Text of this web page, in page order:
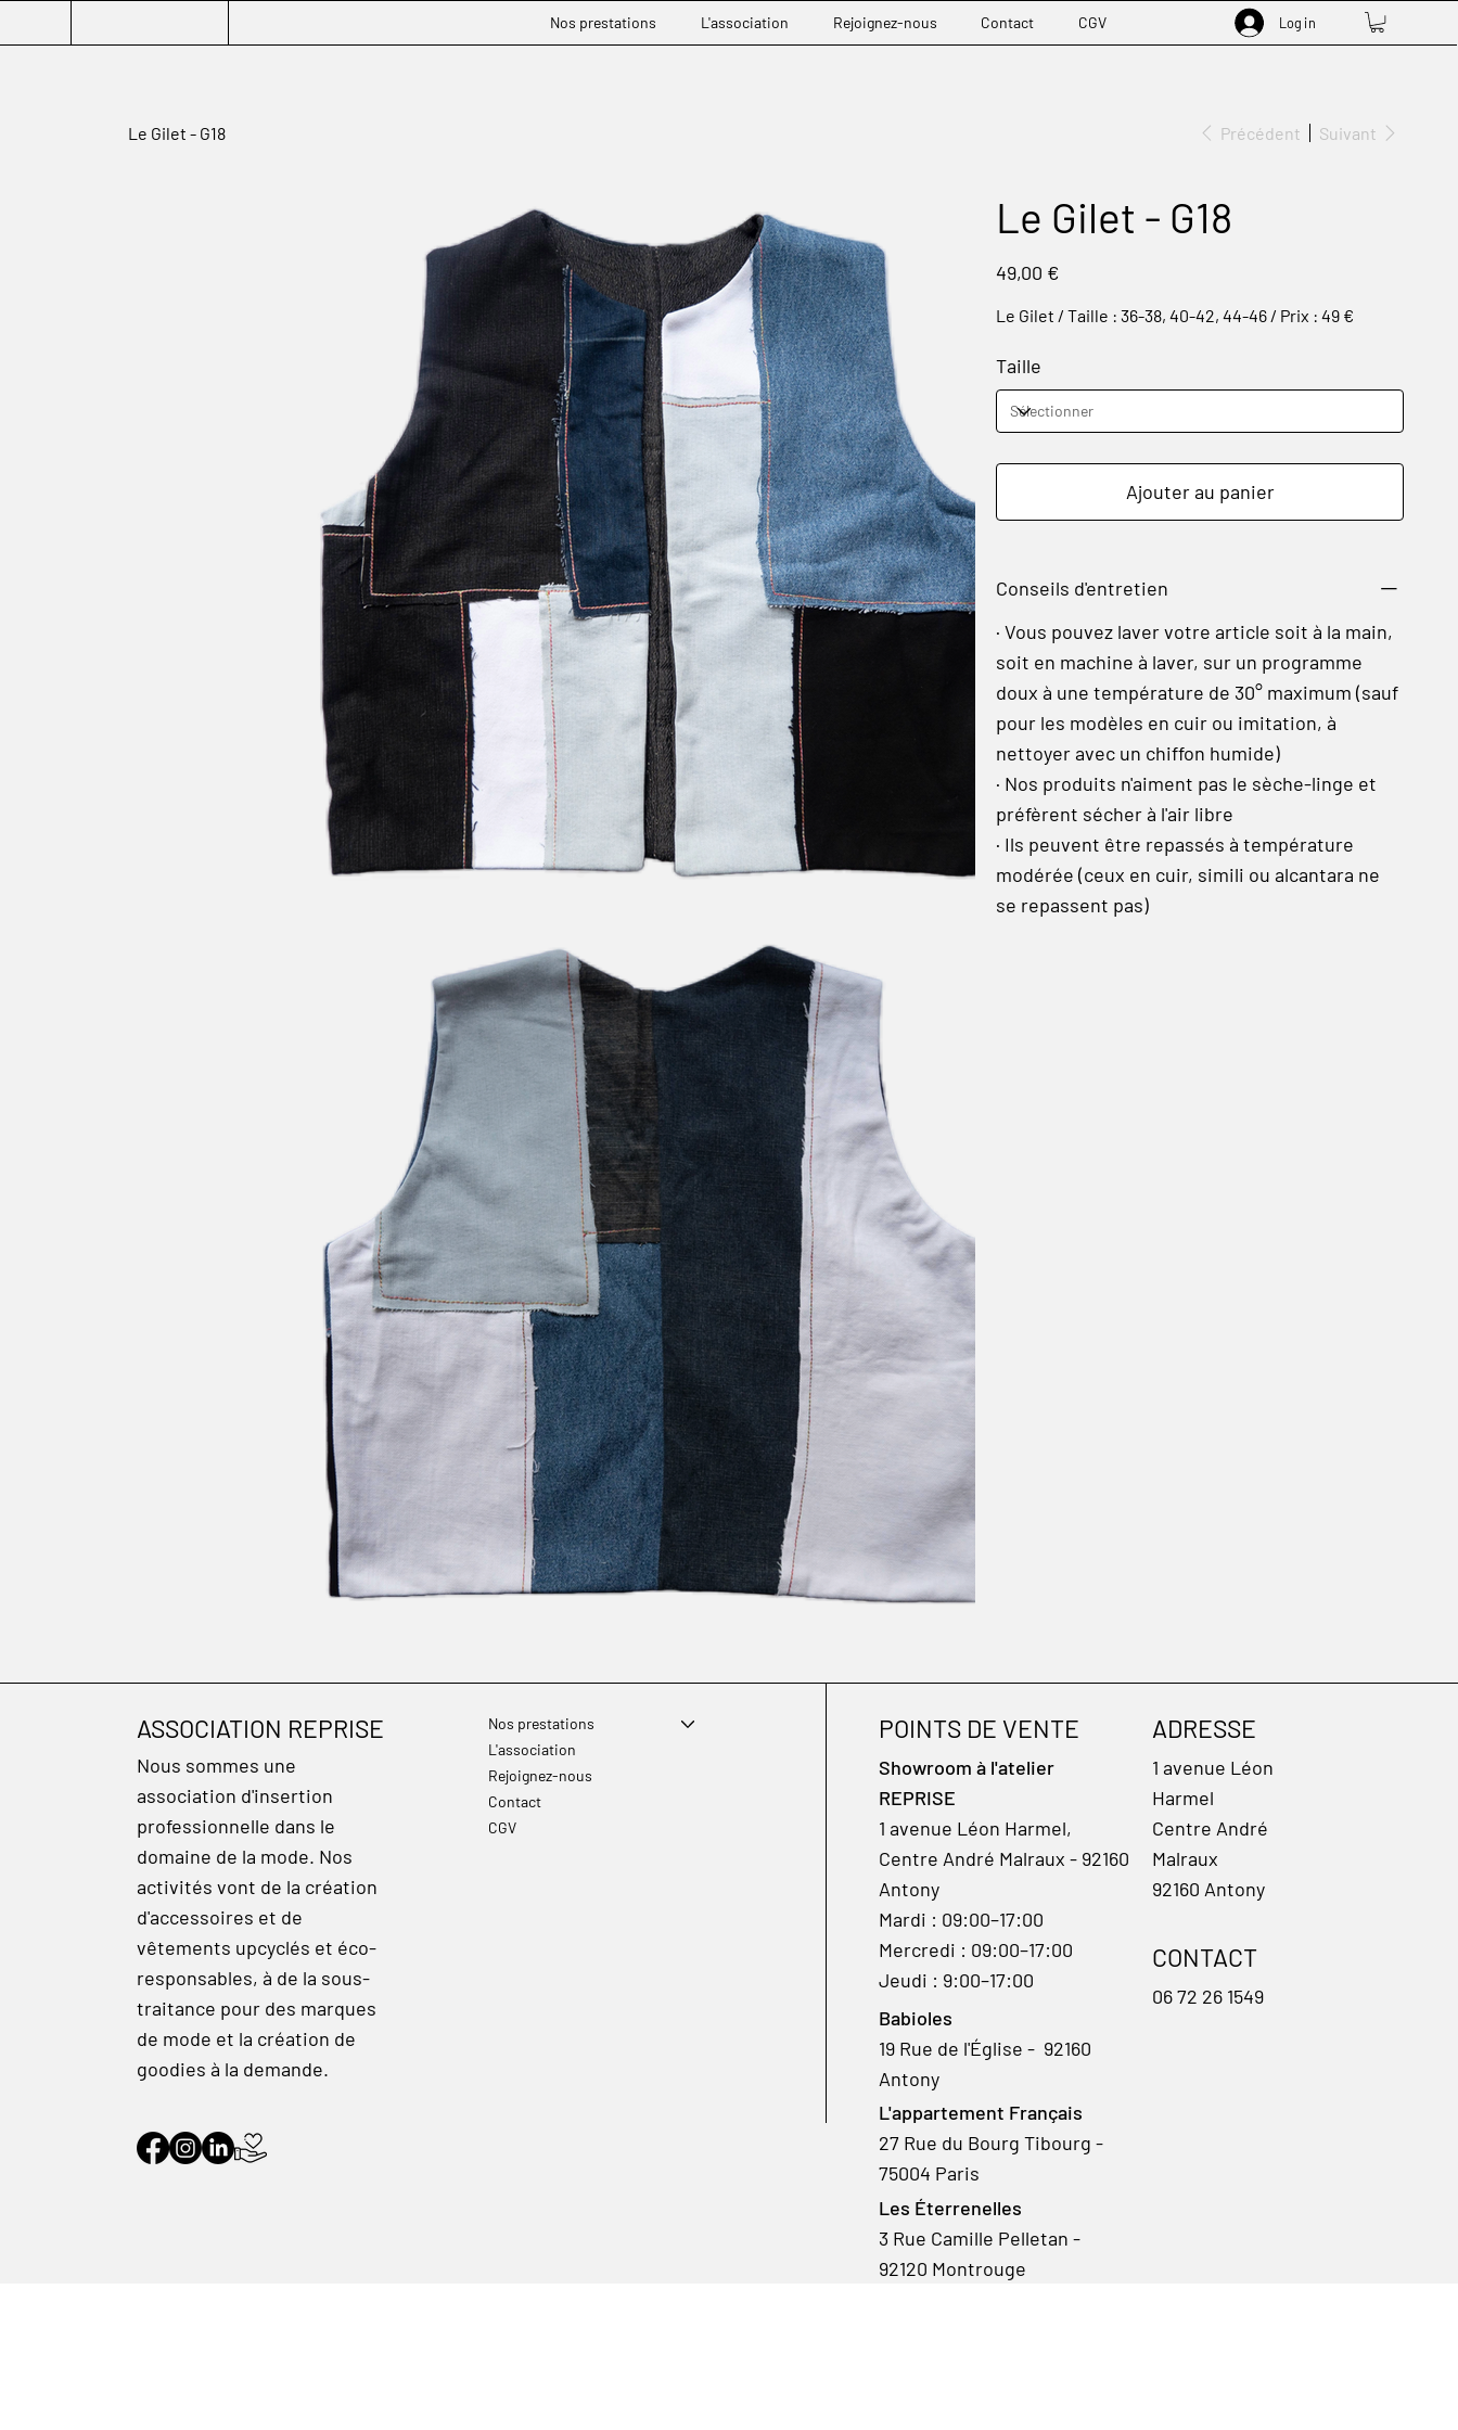
Log in
Nos prestations L'association Rejoignez-nous Contact CGV
Le Gilet - G18 Précédent Suivant
Le Gilet - G18
49,00 €
Le Gilet / Taille : 36-38, 40-42, 44-46 / Prix : 49 €
Taille
Ajouter au panier
Conseils d'entretien
· Vous pouvez laver votre article soit à la main,
soit en machine à laver, sur un programme
doux à une température de 30° maximum (sauf
pour les modèles en cuir ou imitation, à
nettoyer avec un chiffon humide)
· Nos produits n'aiment pas le sèche-linge et
préfèrent sécher à l'air libre
· Ils peuvent être repassés à température
modérée (ceux en cuir, simili ou alcantara ne
se repassent pas)
ADRESSE
1 avenue Léon
Harmel
Centre André
Malraux
92160 Antony
CONTACT
06 72 26 1549
ASSOCIATION REPRISE
Nous sommes une
association d'insertion
professionnelle dans le
domaine de la mode. Nos
activités vont de la création
d'accessoires et de
vêtements upcyclés et éco-
responsables, à de la sous-
traitance pour des marques
de mode et la création de
goodies à la demande.
POINTS DE VENTE
Showroom à l'atelier
REPRISE
1 avenue Léon Harmel,
Centre André Malraux - 92160
Antony
Mardi : 09:00–17:00
Mercredi : 09:00–17:00
Jeudi : 9:00–17:00
Babioles
19 Rue de l'Église - 92160
Antony
Les Éterrenelles
3 Rue Camille Pelletan -
92120 Montrouge
L'appartement Français
27 Rue du Bourg Tibourg -
75004 Paris
Nos prestations
L'association
Rejoignez-nous
Contact
CGV